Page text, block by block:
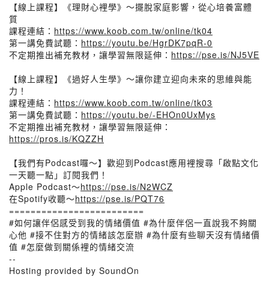
【線上課程】《理財心裡學》～擺脫家庭影響，從心培養富體
質
課程連結： https://www.koob.com.tw/online/tk04
第一講免費試聽： https://youtu.be/HgrDK7pqR-0
不定期推出補充教材，讓學習無限延伸： https://pse.is/NJ5VE
【線上課程】《過好人生學》～讓你建立迎向未來的思維與能
力！
課程連結： https://www.koob.com.tw/online/tk03
第一講免費試聽： https://youtu.be/-EHOn0UxMys
不定期推出補充教材，讓學習無限延伸：
https://pros.is/KQZZH
【我們有Podcast囉～】歡迎到Podcast應用裡搜尋「啟點文化
一天聽一點」訂閱我們！
Apple Podcast～https://pse.is/N2WCZ
在Spotify收聽～https://pse.is/PQT76
=========================
#如何讓伴侶感受到我的情緒價值 #為什麼伴侶一直說我不夠關
心他 #接不住對方的情緒該怎麼辦 #為什麼有些聊天沒有情緒價
值 #怎麼做到關係裡的情緒交流
--
Hosting provided by SoundOn